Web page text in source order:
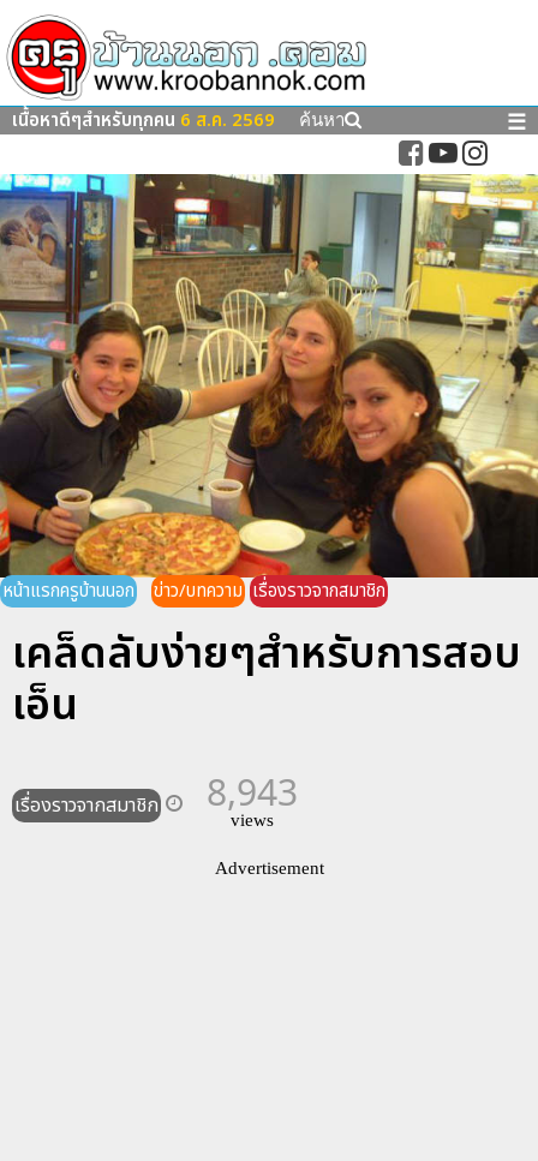
เนื้อหาดีๆสำหรับทุกคน 6 ส.ค. 2569 ค้นหา ☰
หน้าแรกครูบ้านนอก ข่าว/บทความ เรื่องราวจากสมาชิก
เคล็ดลับง่ายๆสำหรับการสอบ
เอ็น
เรื่องราวจากสมาชิก 8,943
views
Advertisement